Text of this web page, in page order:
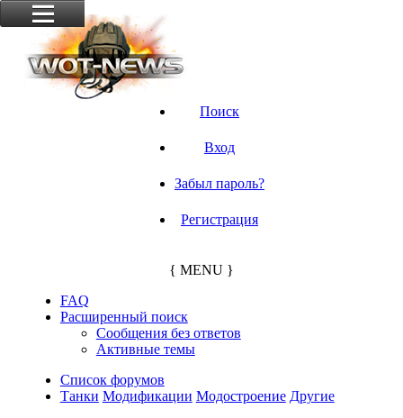
Поиск
Вход
Забыл пароль?
Регистрация
{ MENU }
FAQ
Расширенный поиск
Сообщения без ответов
Активные темы
Список форумов
Танки Модификации Модостроение Другие